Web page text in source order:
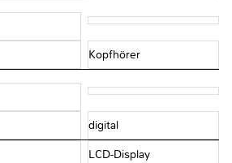
Kopfhörer
digital
LCD-Display